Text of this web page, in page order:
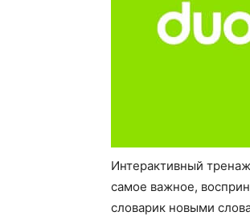
Интерактивный
самое важное,
словарик новыми